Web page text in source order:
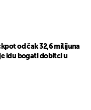
od čak 32,6 milijuna
idu bogati dobitci u